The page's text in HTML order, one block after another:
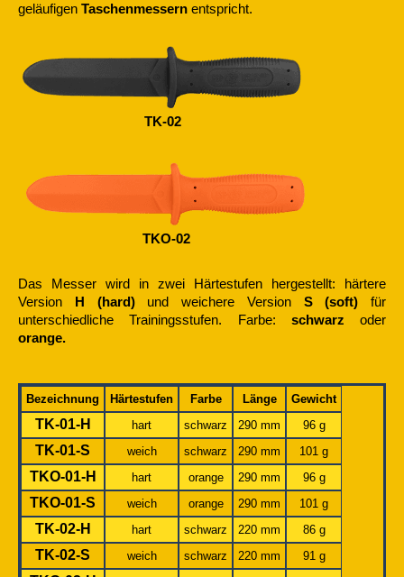
geläufigen Taschenmessern entspricht.
TK-02
TKO-02
Das Messer wird in zwei Härtestufen hergestellt: härtere
Version
H (hard)und weichere Version S (soft) für
unterschiedliche Trainingsstufen. Farbe: schwarz oder
orange.
Bezeichnung Härtestufen Farbe Länge Gewicht
TK-01-H hart schwarz 290 mm 96 g
TK-01-S weich schwarz 290 mm 101 g
TKO-01-H hart orange 290 mm 96 g
TKO-01-S weich orange 290 mm 101 g
TK-02-H hart schwarz 220 mm 86 g
TK-02-S weich schwarz 220 mm 91 g